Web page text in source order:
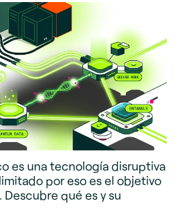
es una tecnología disruptiva
por eso es el objetivo
qué es y su